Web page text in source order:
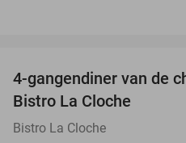
4-gangendiner van de
Bistro La Cloche
Bistro La Cloche